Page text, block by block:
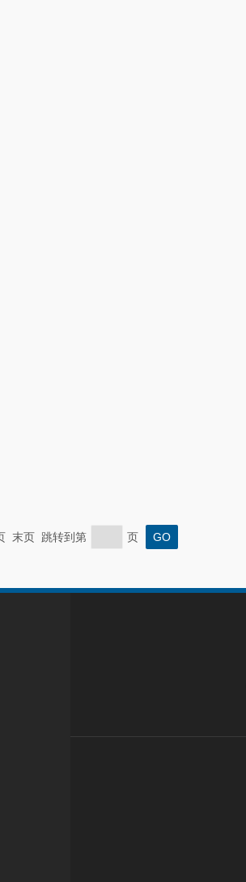
末页 跳转到第 页